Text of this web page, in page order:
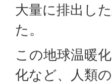
大量に排出し
た。
この地球温暖
化など、人類